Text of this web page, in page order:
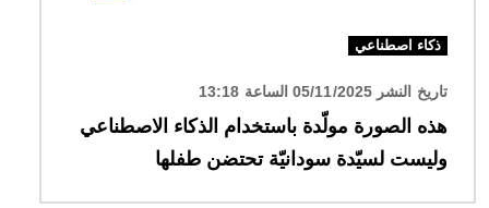
ذكاء اصطناعي
تاريخ النشر 05/11/2025 الساعة 13:18
هذه الصورة مولّدة باستخدام الذكاء الاصطناعي
وليست لسيّدة سودانيّة تحتضن طفلها